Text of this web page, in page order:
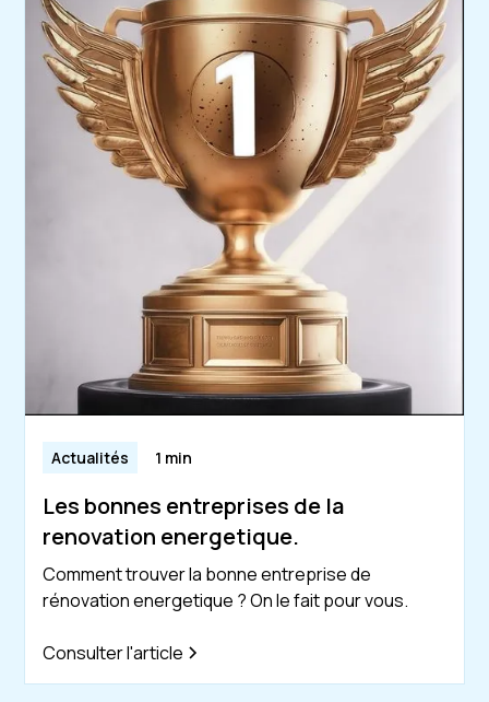
Actualités 1 min
Les bonnes entreprises de la
renovation energetique.
Comment trouver la bonne entreprise de
rénovation energetique ? On le fait pour vous.
Consulter l'article